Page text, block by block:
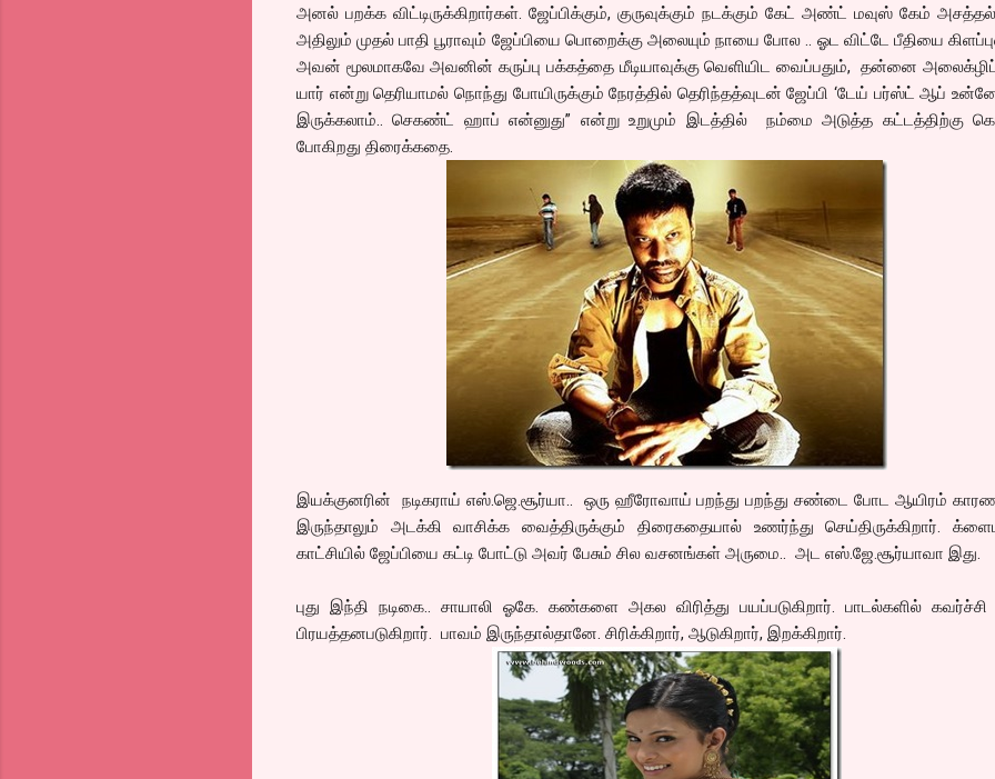
அனல் பறக்க விட்டிருக்கிறார்கள். ஜேப்பிக்கும், குருவுக்கும் நடக்கும் கேட் அண்ட் மவுஸ் கேம்
அதிலும் முதல் பாதி பூராவும் ஜேப்பியை பொறைக்கு அலையும் நாயை போல .. ஓட விட்டே பீதியை
அவன் மூலமாகவே அவனின் கருப்பு பக்கத்தை மீடியாவுக்கு வெளியிட வைப்பதும், தன்னை
யார் என்று தெரியாமல் நொந்து போயிருக்கும் நேரத்தில் தெரிந்தத்வுடன் ஜேப்பி ‘டேய் பர்ஸ்ட் ஆப்
இருக்கலாம்.. செகண்ட் ஹாப் என்னுது” என்று உறுமும் இடத்தில் நம்மை அடுத்த கட்டத்திற்கு
போகிறது திரைக்கதை.
இயக்குனரின் நடிகராய் எஸ்.ஜெ.சூர்யா.. ஒரு ஹீரோவாய் பறந்து பறந்து சண்டை போட ஆயிரம்
இருந்தாலும் அடக்கி வாசிக்க வைத்திருக்கும் திரைகதையால் உணர்ந்து செய்திருக்கிறார்.
காட்சியில் ஜேப்பியை கட்டி போட்டு அவர் பேசும் சில வசனங்கள் அருமை.. அட எஸ்.ஜே.சூர்யாவா இது.
புது இந்தி நடிகை.. சாயாலி ஓகே. கண்களை அகல விரித்து பயப்படுகிறார். பாடல்களில் கவர்ச்சி
பிரயத்தனபடுகிறார். பாவம் இருந்தால்தானே. சிரிக்கிறார், ஆடுகிறார், இறக்கிறார்.